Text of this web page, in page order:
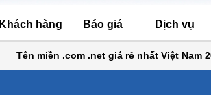
Khách hàng Báo giá Dịch vụ
Tên miền .com .net giá rẻ nhất Việt Nam